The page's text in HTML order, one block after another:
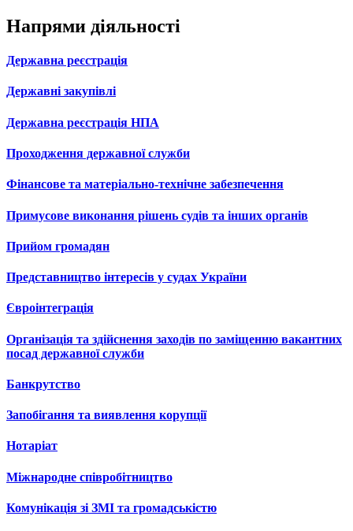
Напрями діяльності
Державна реєстрація
Державні закупівлі
Державна реєстрація НПА
Проходження державної служби
Фінансове та матеріально-технічне забезпечення
Примусове виконання рішень судів та інших органів
Прийом громадян
Представництво інтересів у судах України
Євроінтеграція
Організація та здійснення заходів по заміщенню вакантних
посад державної служби
Банкрутство
Запобігання та виявлення корупції
Нотаріат
Міжнародне співробітництво
Комунікація зі ЗМІ та громадськістю